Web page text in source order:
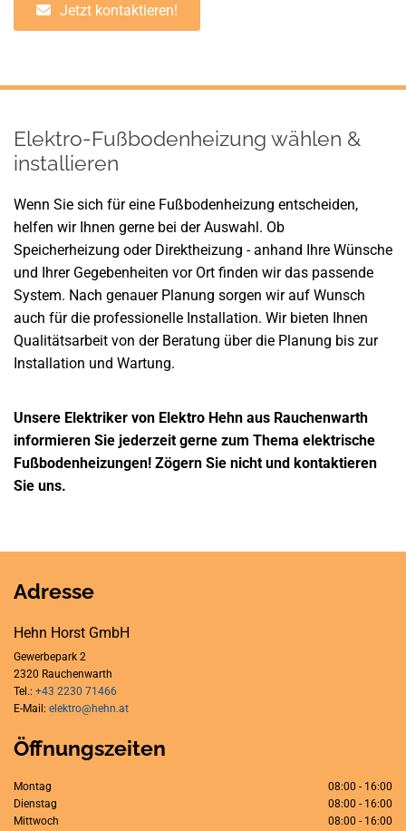
Jetzt kontaktieren!
Elektro-Fußbodenheizung wählen &
installieren
Wenn Sie sich für eine Fußbodenheizung entscheiden,
helfen wir Ihnen gerne bei der Auswahl. Ob
Speicherheizung oder Direktheizung - anhand Ihre Wünsche
und Ihrer Gegebenheiten vor Ort finden wir das passende
System. Nach genauer Planung sorgen wir auf Wunsch
auch für die professionelle Installation. Wir bieten Ihnen
Qualitätsarbeit von der Beratung über die Planung bis zur
Installation und Wartung.
Unsere Elektriker von Elektro Hehn aus Rauchenwarth
informieren Sie jederzeit gerne zum Thema elektrische
Fußbodenheizungen! Zögern Sie nicht und kontaktieren
Sie uns.
Adresse
Hehn Horst GmbH
Gewerbepark 2
2320 Rauchenwarth
Tel.: +43 2230 71466
E-Mail: elektro@hehn.at
Öffnungszeiten
Montag
08:00 - 16:00
Dienstag
08:00 - 16:00
Mittwoch
08:00 - 16:00